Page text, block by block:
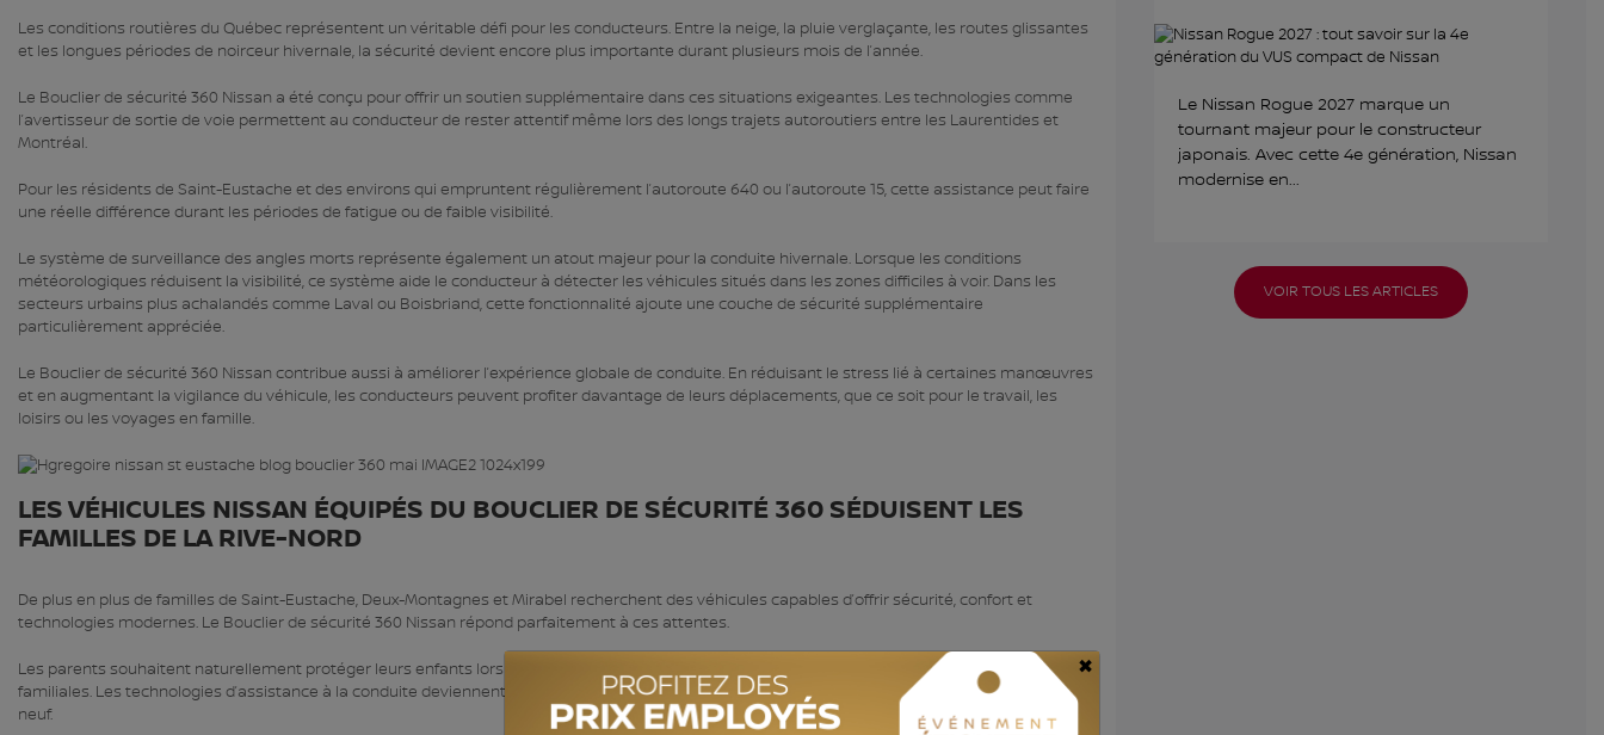
Les conditions routières du Québec représentent un véritable défi pour les conducteurs. Entre la neige, la pluie verglaçante, les routes glissantes
et les longues périodes de noirceur hivernale, la sécurité devient encore plus importante durant plusieurs mois de l’année.
Le Bouclier de sécurité 360 Nissan a été conçu pour offrir un soutien supplémentaire dans ces situations exigeantes. Les technologies comme
l’avertisseur de sortie de voie permettent au conducteur de rester attentif même lors des longs trajets autoroutiers entre les Laurentides et
Montréal.
Pour les résidents de Saint-Eustache et des environs qui empruntent régulièrement l’autoroute 640 ou l’autoroute 15, cette assistance peut faire
une réelle différence durant les périodes de fatigue ou de faible visibilité.
Le système de surveillance des angles morts représente également un atout majeur pour la conduite hivernale. Lorsque les conditions
météorologiques réduisent la visibilité, ce système aide le conducteur à détecter les véhicules situés dans les zones difficiles à voir. Dans les
secteurs urbains plus achalandés comme Laval ou Boisbriand, cette fonctionnalité ajoute une couche de sécurité supplémentaire
particulièrement appréciée.
Le Bouclier de sécurité 360 Nissan contribue aussi à améliorer l’expérience globale de conduite. En réduisant le stress lié à certaines manœuvres
et en augmentant la vigilance du véhicule, les conducteurs peuvent profiter davantage de leurs déplacements, que ce soit pour le travail, les
loisirs ou les voyages en famille.
LES VÉHICULES NISSAN ÉQUIPÉS DU BOUCLIER DE SÉCURITÉ 360 SÉDUISENT LES
FAMILLES DE LA RIVE-NORD
De plus en plus de familles de Saint-Eustache, Deux-Montagnes et Mirabel recherchent des véhicules capables d’offrir sécurité, confort et
technologies modernes. Le Bouclier de sécurité 360 Nissan répond parfaitement à ces attentes.
Les parents souhaitent naturellement protéger leurs enfants lors des déplacements quotidiens vers l’école, les activités sportives ou les sorties
familiales. Les technologies d’assistance à la conduite deviennent donc un critère d’achat particulièrement important lors du choix d’un véhicule
neuf.
Le Nissan Rogue 2027 marque un
tournant majeur pour le constructeur
japonais. Avec cette 4e génération, Nissan
modernise en...
VOIR TOUS LES ARTICLES
×